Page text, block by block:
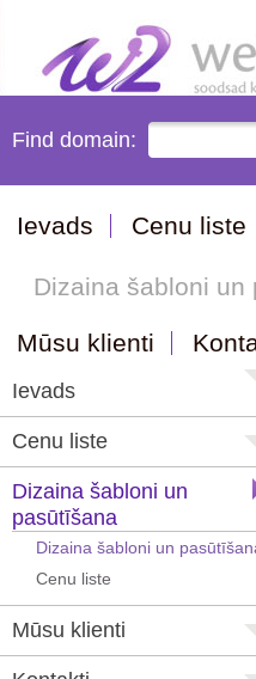
Find domain:
Ievads Cenu liste
Dizaina šabloni un
Mūsu klienti
Ievads
Cenu liste
Dizaina šabloni un
pasūtīšana
Dizaina šabloni un
Cenu liste
Mūsu klienti